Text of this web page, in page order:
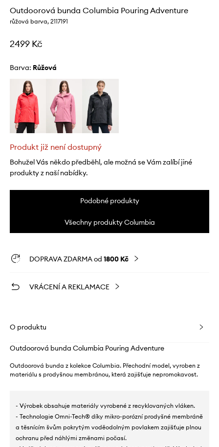
Outdoorová bunda Columbia Pouring Adventure
růžová barva, 2117191
2499 Kč
Barva: růžová
Produkt již není dostupný
Bohužel Vás někdo předběhl, ale možná se Vám zalíbí jiné
produkty z naší nabídky.
Podobné produkty
Všechny produkty Columbia
DOPRAVA ZDARMA od 1800 Kč
VRÁCENÍ A REKLAMACE
O produktu
Outdoorová bunda Columbia Pouring Adventure
Outdoorová bunda z kolekce Columbia. Přechodní model, vyroben z
materiálu s prodyšnou membránou, která zajišťuje nepromokavost.
- Výrobek obsahuje materiály vyrobené z recyklovaných vláken.
- Technologie Omni-Tech® díky mikro-porózní prodyšné membráně
a těsnícím švům pokrytým voděodolným povlakem zajišťuje plnou
ochranu před náhlými změnami počasí.